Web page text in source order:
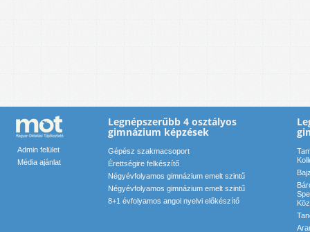
Admin felület
Média ajánlat
Legnépszerűbb 4 osztályos
gimnázium képzések
Gépész szakmacsoport
Érettségire felkészítő
Négyévfolyamos gimnázium emelt szintű
Négyévfolyamos gimnázium emelt szintű
8+1 évfolyamos angol nyelvi előkészítő